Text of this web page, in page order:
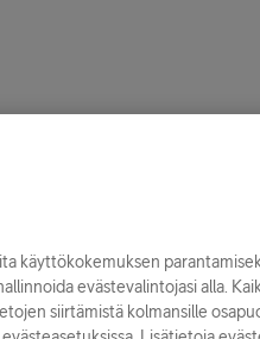
käyttökokemuksen
evästevalintojasi alla.
siirtämistä kolmansille